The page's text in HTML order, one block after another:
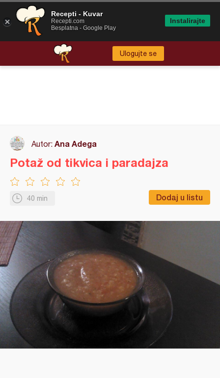
Ulogujte se
Autor: Ana Adega
40 min Dodaj u listu
Potaž od tikvica i paradajza
Recepti - Kuvar
Recepti.com
Besplatna - Google Play
Instalirajte